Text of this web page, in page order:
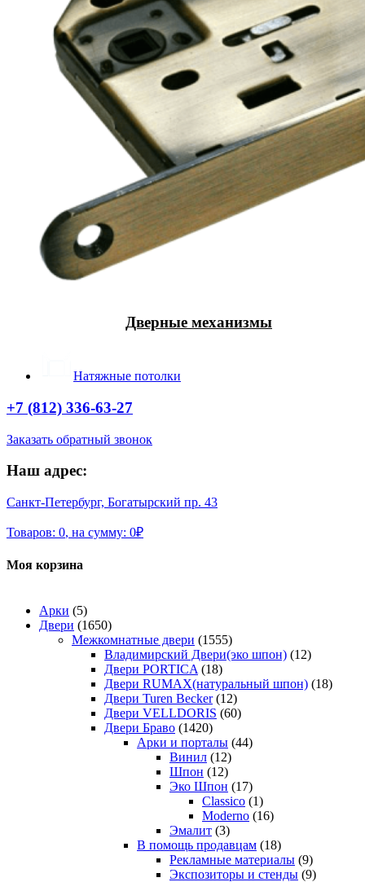
Дверные механизмы
Натяжные потолки
+7 (812) 336-63-27
Заказать обратный звонок
Наш адрес:
Санкт-Петербург, Богатырский пр. 43
Товаров: 0, на сумму: 0₽
Моя корзина
Арки (5)
Двери (1650)
Межкомнатные двери (1555)
Владимирский Двери(эко шпон) (12)
Двери PORTICA (18)
Двери RUMAX(натуральный шпон) (18)
Двери Turen Becker (12)
Двери VELLDORIS (60)
Двери Браво (1420)
Арки и порталы (44)
Винил (12)
Шпон (12)
Эко Шпон (17)
Classico (1)
Moderno (16)
Эмалит (3)
В помощь продавцам (18)
Рекламные материалы (9)
Экспозиторы и стенды (9)